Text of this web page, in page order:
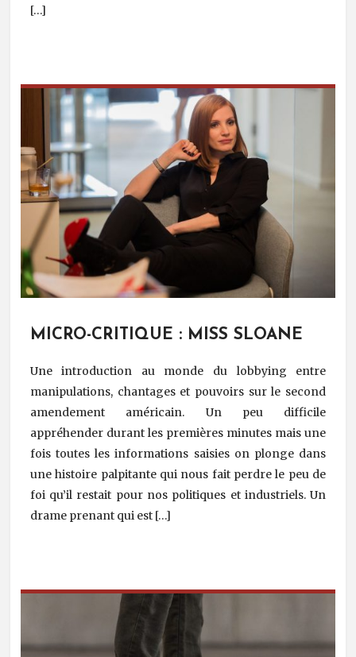
[…]
MICRO-CRITIQUE : MISS SLOANE
Une introduction au monde du lobbying entre
manipulations, chantages et pouvoirs sur le second
amendement américain. Un peu difficile
appréhender durant les premières minutes mais une
fois toutes les informations saisies on plonge dans
une histoire palpitante qui nous fait perdre le peu de
foi qu’il restait pour nos politiques et industriels. Un
drame prenant qui est […]